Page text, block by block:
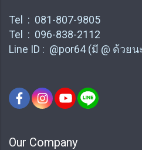
Tel : 081-807-9805
Tel : 096-838-2112
Line ID : @por64 (มี @ ด้วย
Our Company